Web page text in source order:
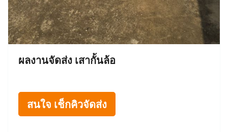
ผลงานจัดส่ง เสากั้นล้อ
สนใจ เช็กคิวจัดส่ง